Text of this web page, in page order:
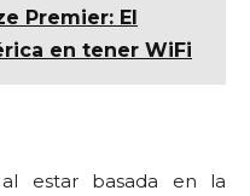
Premier: El
en tener WiFi
estar basada en la